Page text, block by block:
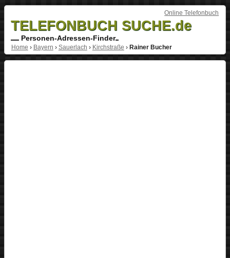
Online Telefonbuch
TELEFONBUCH SUCHE.de
Personen-Adressen-Finder
Home › Bayern › Sauerlach › Kirchstraße › Rainer Bucher